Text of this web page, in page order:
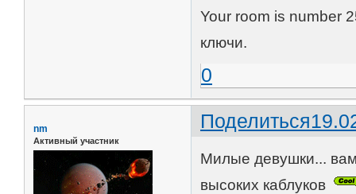
Your room is number
ключи.
0
Поделиться
nm
Активный участник
Милые девушки...
высоких каблуков